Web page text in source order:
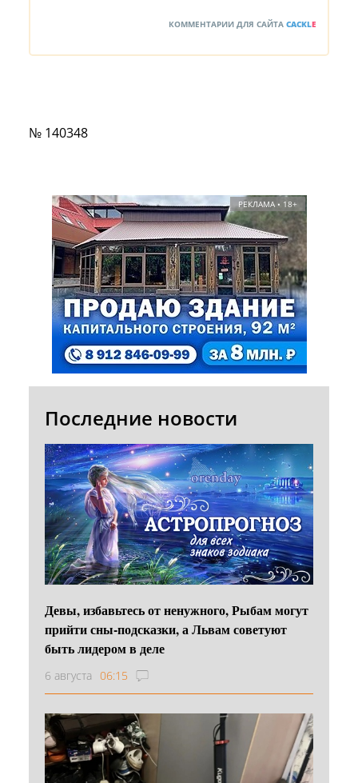
КОММЕНТАРИИ ДЛЯ САЙТА CACKLE
№ 140348
РЕКЛАМА • 18+
Последние новости
Девы, избавьтесь от ненужного, Рыбам могут
прийти сны-подсказки, а Львам советуют
быть лидером в деле
6 августа 06:15